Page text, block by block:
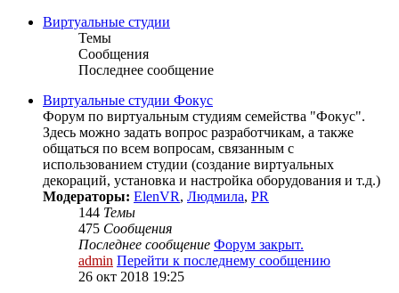
Виртуальные студии
Темы
Сообщения
Последнее сообщение
Виртуальные студии Фокус
Форум по виртуальным студиям семейства "Фокус".
Здесь можно задать вопрос разработчикам, а также
общаться по всем вопросам, связанным с
использованием студии (создание виртуальных
декораций, установка и настройка оборудования и т.д.)
Модераторы: ElenVR, Людмила, PR
144 Темы
475 Сообщения
Последнее сообщение Форум закрыт.
admin Перейти к последнему сообщению
26 окт 2018 19:25